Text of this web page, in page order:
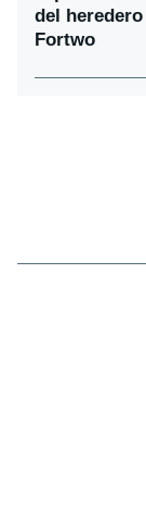
del heredero
Fortwo